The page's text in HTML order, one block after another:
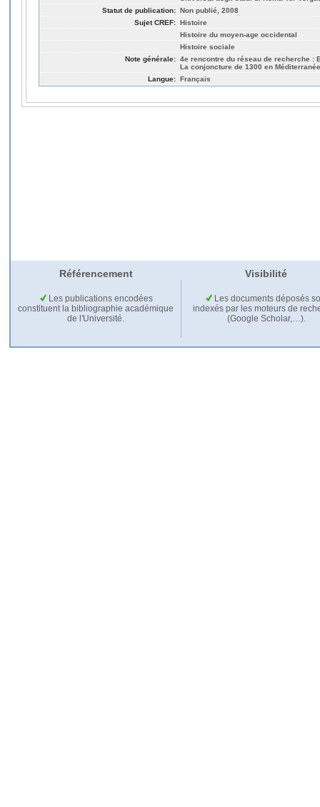
Statut de publication: Non publié, 2008
Sujet CREF: Histoire
Histoire du moyen-age occidental
Histoire sociale
Note générale: 4e rencontre du réseau de recherche :
La conjoncture de 1300 en
Langue: Français
Référencement Visibilité
Les publications encodées
constituent la bibliographie académique
de l'Université.
Les documents déposés
indexés par les moteurs de
(Google Scholar,…).